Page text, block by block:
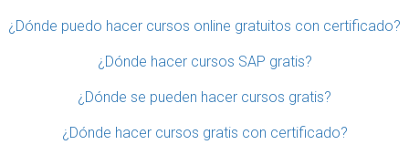
¿Dónde puedo hacer cursos online gratuitos con certificado?
¿Dónde hacer cursos SAP gratis?
¿Dónde se pueden hacer cursos gratis?
¿Dónde hacer cursos gratis con certificado?